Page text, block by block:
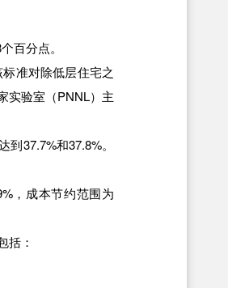
百分点。
准对除低层住宅之
实验室（PNNL）主
37.7%和37.8%。
，成本节约范围为
括：